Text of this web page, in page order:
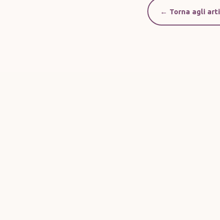
← Torna agli